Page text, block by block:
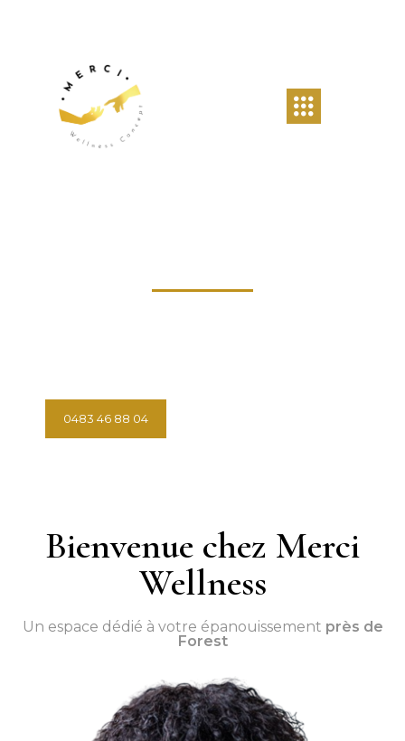
0483 46 88 04
Bienvenue chez Merci
Wellness
Un espace dédié à votre épanouissement près de
Forest